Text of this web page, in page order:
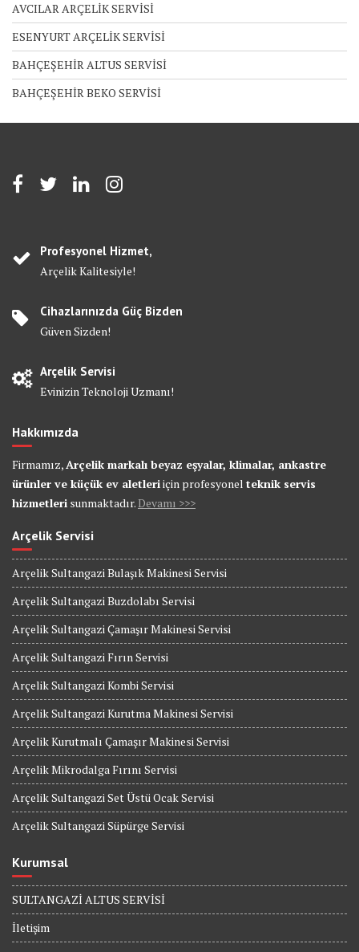
AVCILAR ARÇELİK SERVİSİ
ESENYURT ARÇELİK SERVİSİ
BAHÇEŞEHİR ALTUS SERVİSİ
BAHÇEŞEHİR BEKO SERVİSİ
Profesyonel Hizmet,
Arçelik Kalitesiyle!
Cihazlarınızda Güç Bizden
Güven Sizden!
Arçelik Servisi
Evinizin Teknoloji Uzmanı!
Hakkımızda
Firmamız,Arçelik markalı beyaz eşyalar, klimalar, ankastre
ürünler ve küçük ev aletleriiçin profesyonel teknik servis
hizmetleri sunmaktadır.Devamı >>>
Arçelik Servisi
Arçelik Sultangazi Bulaşık Makinesi Servisi
Arçelik Sultangazi Buzdolabı Servisi
Arçelik Sultangazi Çamaşır Makinesi Servisi
Arçelik Sultangazi Fırın Servisi
Arçelik Sultangazi Kombi Servisi
Arçelik Sultangazi Kurutma Makinesi Servisi
Arçelik Kurutmalı Çamaşır Makinesi Servisi
Arçelik Mikrodalga Fırını Servisi
Arçelik Sultangazi Set Üstü Ocak Servisi
Arçelik Sultangazi Süpürge Servisi
Kurumsal
SULTANGAZİ ALTUS SERVİSİ
İletişim